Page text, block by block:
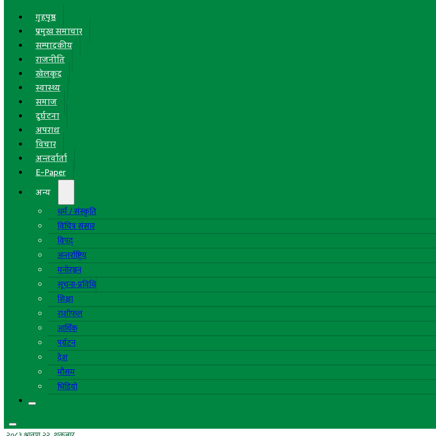
गृहपृष्ठ
प्रमुख समाचार
सम्पादकीय
राजनीति
खेलकुद
स्वास्थ्य
समाज
दुर्घटना
अपराध
विचार
अन्तर्वार्ता
E-Paper
अन्य
धर्म / संस्कृति
विचित्र संसार
विपद्
अन्तर्राष्ट्रिय
मनोरञ्जन
सूचना-प्रविधि
शिक्षा
राशीफल
आर्थिक
पर्यटन
देश
मौसम
भिडियो